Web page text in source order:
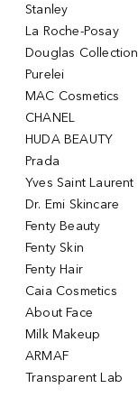
Stanley
La Roche-Posay
Douglas Collection
Purelei
MAC Cosmetics
CHANEL
HUDA BEAUTY
Prada
Yves Saint Laurent
Dr. Emi Skincare
Fenty Beauty
Fenty Skin
Fenty Hair
Caia Cosmetics
About Face
Milk Makeup
ARMAF
Transparent Lab